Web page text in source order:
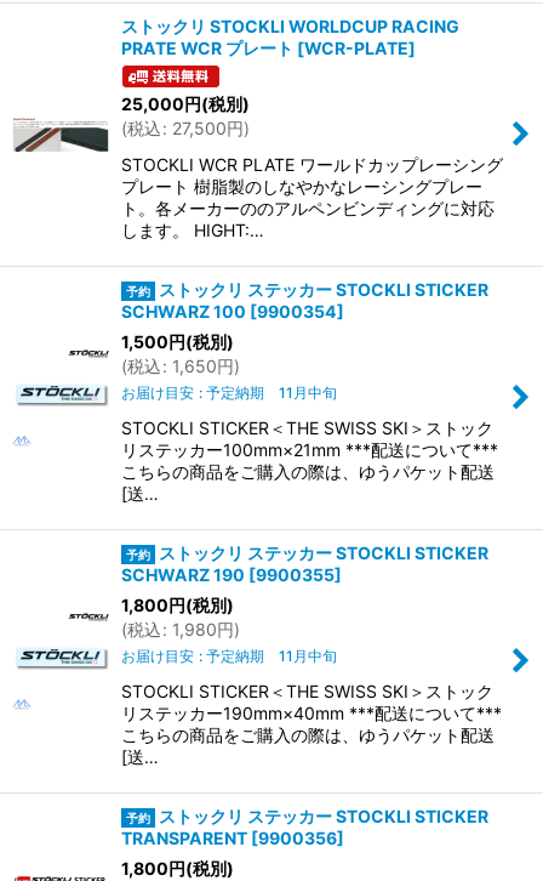
ストックリ STOCKLI WORLDCUP RACING
PRATE WCR プレート [WCR-PLATE]
25,000円(税別)
(税込: 27,500円)
STOCKLI WCR PLATE ワールドカップレーシング
プレート 樹脂製のしなやかなレーシングプレー
ト。各メーカーののアルペンビンディングに対応
します。 HIGHT:…
ストックリ ステッカー STOCKLI STICKER
SCHWARZ 100 [9900354]
1,500円(税別)
(税込: 1,650円)
お届け目安 : 予定納期 11月中旬
STOCKLI STICKER＜THE SWISS SKI＞ストック
リステッカー100mm×21mm ***配送について***
こちらの商品をご購入の際は、ゆうパケット配送
[送…
ストックリ ステッカー STOCKLI STICKER
SCHWARZ 190 [9900355]
1,800円(税別)
(税込: 1,980円)
お届け目安 : 予定納期 11月中旬
STOCKLI STICKER＜THE SWISS SKI＞ストック
リステッカー190mm×40mm ***配送について***
こちらの商品をご購入の際は、ゆうパケット配送
[送…
ストックリ ステッカー STOCKLI STICKER
TRANSPARENT [9900356]
1,800円(税別)